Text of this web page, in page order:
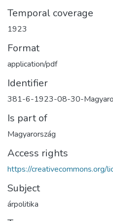
Temporal coverage
1923
Format
application/pdf
Identifier
381-6-1923-08-30-
Is part of
Magyarország
Access rights
https://creativecommons.org/
Subject
árpolitika